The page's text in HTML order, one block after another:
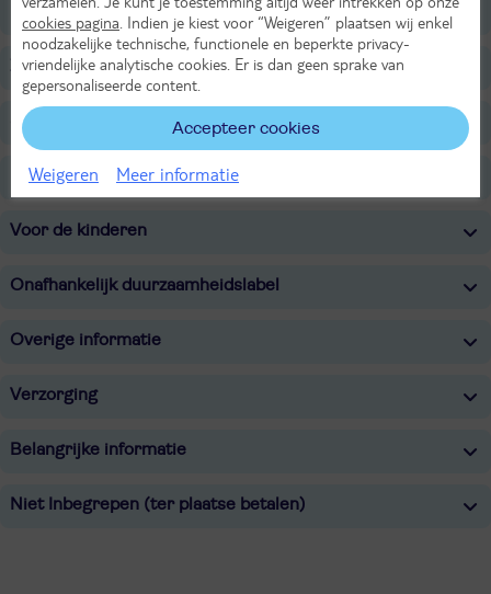
Faciliteiten
Zwembaden
Sport & Activiteiten
Entertainment
Voor de kinderen
Onafhankelijk duurzaamheidslabel
Overige informatie
Verzorging
Belangrijke informatie
Niet Inbegrepen (ter plaatse betalen)
cookies pagina . Indien je kiest voor “Weigeren” plaatsen wij enkel
noodzakelijke technische, functionele en beperkte privacy-
vriendelijke analytische cookies. Er is dan geen sprake van
gepersonaliseerde content.
Accepteer cookies
Weigeren Meer informatie